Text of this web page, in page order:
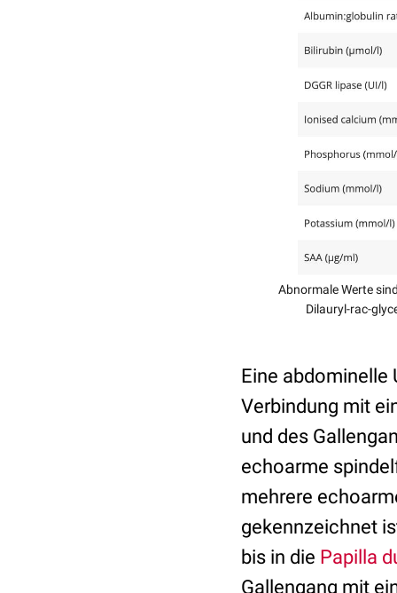
Abnormale Werte
Dilauryl-rac-
Eine abdominelle
Verbindung mit
und des
echoarme
mehrere
gekennzeichnet
bis in die Papilla
Gallengang mit